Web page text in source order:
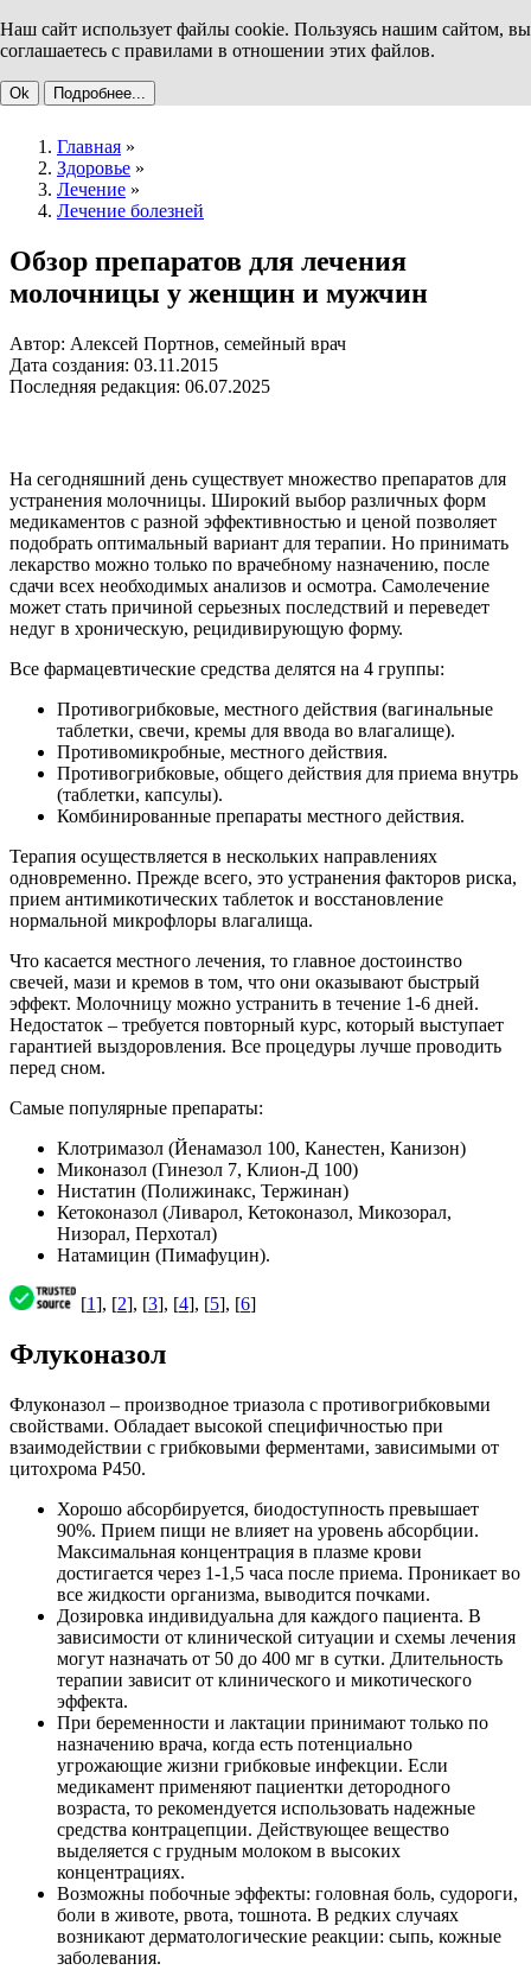
Наш сайт использует файлы cookie. Пользуясь нашим сайтом, вы
соглашаетесь с правилами в отношении этих файлов.
Ok Подробнее...
Главная »
Здоровье »
Лечение »
Лечение болезней
Обзор препаратов для лечения
молочницы у женщин и мужчин
Автор: Алексей Портнов, семейный врач
Дата создания: 03.11.2015
Последняя редакция: 06.07.2025
На сегодняшний день существует множество препаратов для
устранения молочницы. Широкий выбор различных форм
медикаментов с разной эффективностью и ценой позволяет
подобрать оптимальный вариант для терапии. Но принимать
лекарство можно только по врачебному назначению, после
сдачи всех необходимых анализов и осмотра. Самолечение
может стать причиной серьезных последствий и переведет
недуг в хроническую, рецидивирующую форму.
Все фармацевтические средства делятся на 4 группы:
Противогрибковые, местного действия (вагинальные
таблетки, свечи, кремы для ввода во влагалище).
Противомикробные, местного действия.
Противогрибковые, общего действия для приема внутрь
(таблетки, капсулы).
Комбинированные препараты местного действия.
Терапия осуществляется в нескольких направлениях
одновременно. Прежде всего, это устранения факторов риска,
прием антимикотических таблеток и восстановление
нормальной микрофлоры влагалища.
Что касается местного лечения, то главное достоинство
свечей, мази и кремов в том, что они оказывают быстрый
эффект. Молочницу можно устранить в течение 1-6 дней.
Недостаток – требуется повторный курс, который выступает
гарантией выздоровления. Все процедуры лучше проводить
перед сном.
Самые популярные препараты:
Клотримазол (Йенамазол 100, Канестен, Канизон)
Миконазол (Гинезол 7, Клион-Д 100)
Нистатин (Полижинакс, Тержинан)
Кетоконазол (Ливарол, Кетоконазол, Микозорал,
Низорал, Перхотал)
Натамицин (Пимафуцин).
[1], [2], [3], [4], [5], [6]
Флуконазол
Флуконазол – производное триазола с противогрибковыми
свойствами. Обладает высокой специфичностью при
взаимодействии с грибковыми ферментами, зависимыми от
цитохрома P450.
Хорошо абсорбируется, биодоступность превышает
90%. Прием пищи не влияет на уровень абсорбции.
Максимальная концентрация в плазме крови
достигается через 1-1,5 часа после приема. Проникает во
все жидкости организма, выводится почками.
Дозировка индивидуальна для каждого пациента. В
зависимости от клинической ситуации и схемы лечения
могут назначать от 50 до 400 мг в сутки. Длительность
терапии зависит от клинического и микотического
эффекта.
При беременности и лактации принимают только по
назначению врача, когда есть потенциально
угрожающие жизни грибковые инфекции. Если
медикамент применяют пациентки детородного
возраста, то рекомендуется использовать надежные
средства контрацепции. Действующее вещество
выделяется с грудным молоком в высоких
концентрациях.
Возможны побочные эффекты: головная боль, судороги,
боли в животе, рвота, тошнота. В редких случаях
возникают дерматологические реакции: сыпь, кожные
заболевания.